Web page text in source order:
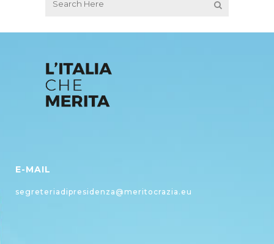
E-MAIL
segreteriadipresidenza@meritocrazia.eu